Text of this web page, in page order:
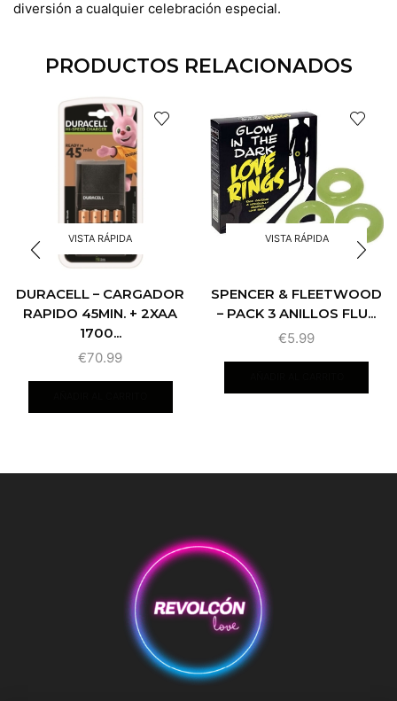
diversión a cualquier celebración especial.
PRODUCTOS RELACIONADOS
VISTA RÁPIDA
DURACELL – CARGADOR
RAPIDO 45MIN. + 2XAA
1700...
€70.99
VISTA RÁPIDA
SPENCER & FLEETWOOD
– PACK 3 ANILLOS FLU...
€5.99